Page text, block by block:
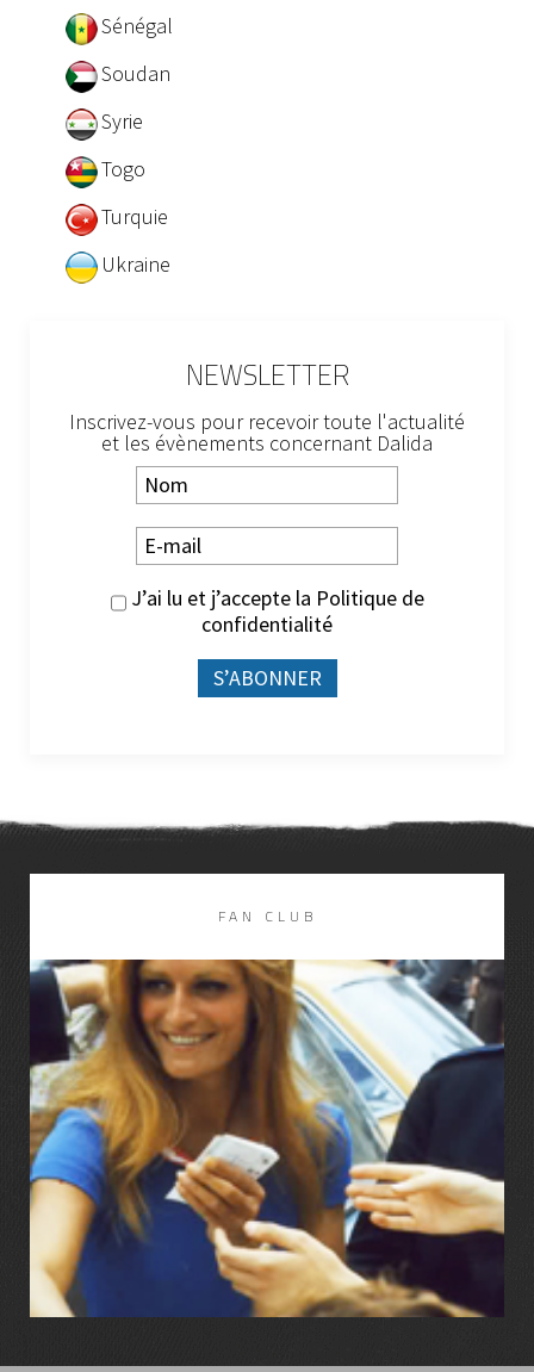
Sénégal
Soudan
Syrie
Togo
Turquie
Ukraine
NEWSLETTER
Inscrivez-vous pour recevoir toute l'actualité
et les évènements concernant Dalida
J’ai lu et j’accepte la Politique de
confidentialité
FAN CLUB
LIRE LA SUITE